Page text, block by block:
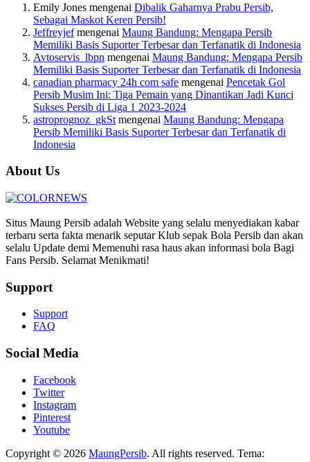
Emily Jones mengenai Dibalik Gaharnya Prabu Persib,
Sebagai Maskot Keren Persib!
Jeffreyjefmengenai Maung Bandung: Mengapa Persib
Memiliki Basis Suporter Terbesar dan Terfanatik di Indonesia
Avtoservis_lbpn mengenai Maung Bandung: Mengapa Persib
Memiliki Basis Suporter Terbesar dan Terfanatik di Indonesia
canadian pharmacy 24h com safe mengenai Pencetak Gol
Persib Musim Ini: Tiga Pemain yang Dinantikan Jadi Kunci
Sukses Persib di Liga 1 2023-2024
astroprognoz_gkSt mengenai Maung Bandung: Mengapa
Persib Memiliki Basis Suporter Terbesar dan Terfanatik di
Indonesia
About Us
Situs Maung Persib adalah Website yang selalu menyediakan kabar
terbaru serta fakta menarik seputar Klub sepak Bola Persib dan akan
selalu Update demi Memenuhi rasa haus akan informasi bola Bagi
Fans Persib. Selamat Menikmati!
Support
Support
FAQ
Social Media
Facebook
Twitter
Instagram
Pinterest
Youtube
Copyright © 2026 MaungPersib. All rights reserved. Tema: